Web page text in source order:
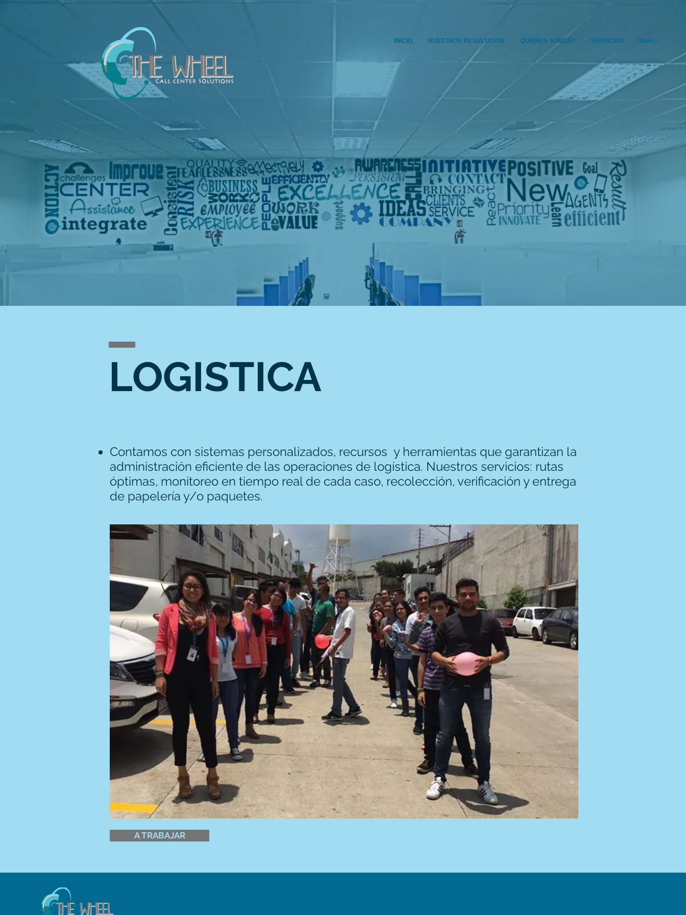
INICIO NUESTROS RESULTADOS QUIENES SOMOS? SERVICIOS More...
LOGISTICA
Contamos con sistemas personalizados, recursos y herramientas que garantizan la
administración eficiente de las operaciones de logística. Nuestros servicios: rutas
óptimas, monitoreo en tiempo real de cada caso, recolección, verificación y entrega
de papelería y/o paquetes.
A TRABAJAR